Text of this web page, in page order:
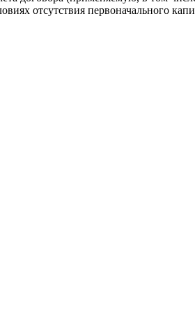
отсутствия первоначального